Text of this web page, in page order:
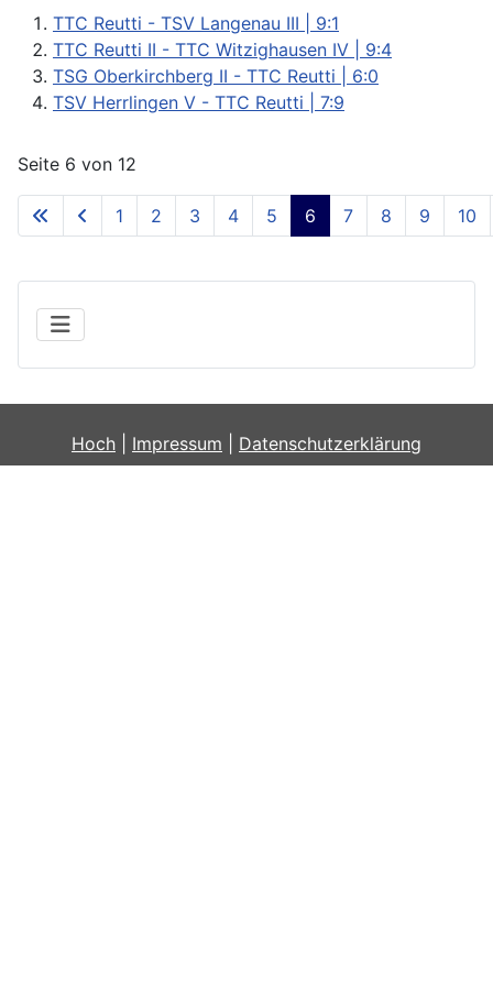
TTC Reutti - TSV Langenau III | 9:1
TTC Reutti II - TTC Witzighausen IV | 9:4
TSG Oberkirchberg II - TTC Reutti | 6:0
TSV Herrlingen V - TTC Reutti | 7:9
Seite 6 von 12
1 2 3 4 5 6 7 8 9 10
Hoch Impressum Datenschutzerklärung